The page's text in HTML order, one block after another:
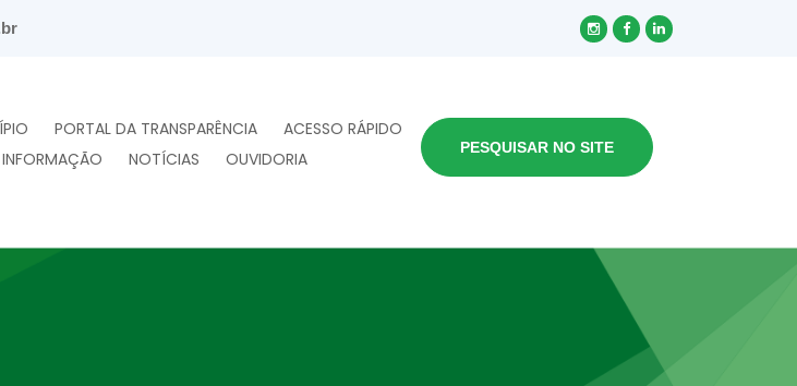
PORTAL DA TRANSPARÊNCIA
ACESSO RÁPIDO
NOTÍCIAS OUVIDORIA
PESQUISAR NO SITE